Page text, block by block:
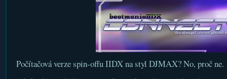
Počítačová verze spin-offu IIDX na styl DJMAX? No, proč ne.